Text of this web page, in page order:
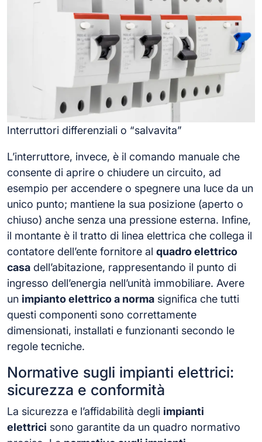
Interruttori differenziali o “salvavita”
L’interruttore, invece, è il comando manuale che
consente di aprire o chiudere un circuito, ad
esempio per accendere o spegnere una luce da un
unico punto; mantiene la sua posizione (aperto o
chiuso) anche senza una pressione esterna. Infine,
il montante è il tratto di linea elettrica che collega il
contatore dell’ente fornitore al quadro elettrico
casa dell’abitazione, rappresentando il punto di
ingresso dell’energia nell’unità immobiliare. Avere
un impianto elettrico a norma significa che tutti
questi componenti sono correttamente
dimensionati, installati e funzionanti secondo le
regole tecniche.
Normative sugli impianti elettrici:
sicurezza e conformità
La sicurezza e l’affidabilità degli impianti
elettrici sono garantite da un quadro normativo